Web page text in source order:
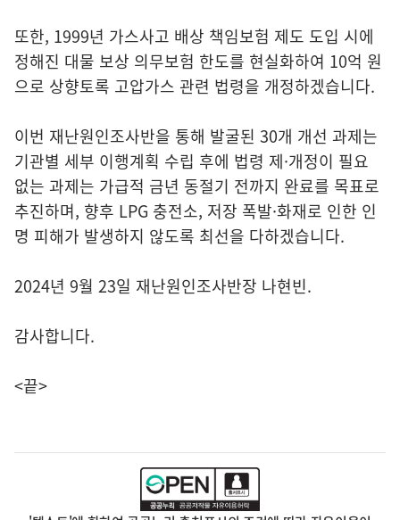
또한, 1999년 가스사고 배상 책임보험 제도 도입 시에
정해진 대물 보상 의무보험 한도를 현실화하여 10억 원
으로 상향토록 고압가스 관련 법령을 개정하겠습니다.
이번 재난원인조사반을 통해 발굴된 30개 개선 과제는
기관별 세부 이행계획 수립 후에 법령 제·개정이 필요
없는 과제는 가급적 금년 동절기 전까지 완료를 목표로
추진하며, 향후 LPG 충전소, 저장 폭발·화재로 인한 인
명 피해가 발생하지 않도록 최선을 다하겠습니다.
2024년 9월 23일 재난원인조사반장 나현빈.
감사합니다.
<끝>